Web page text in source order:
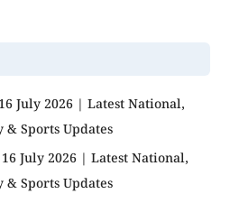
July 2026 | Latest National,
Sports Updates
July 2026 | Latest National,
Sports Updates